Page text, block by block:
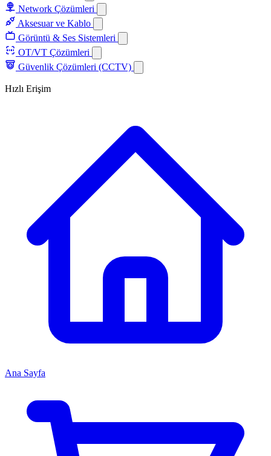
Network Çözümleri
Aksesuar ve Kablo
Görüntü & Ses Sistemleri
OT/VT Çözümleri
Güvenlik Çözümleri (CCTV)
Hızlı Erişim
Ana Sayfa